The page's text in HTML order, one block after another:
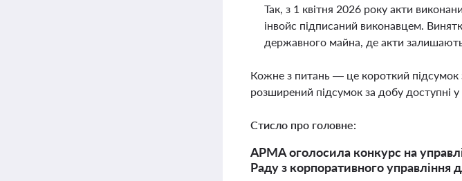
Так, з 1 квітня 2026 року акти
інвойс підписаний виконавцем.
державного майна, де акти
Кожне з питань — це короткий підсумок
розширений підсумок за добу доступні у
Стисло про головне:
АРМА оголосила конкурс на
Раду з корпоративного управління